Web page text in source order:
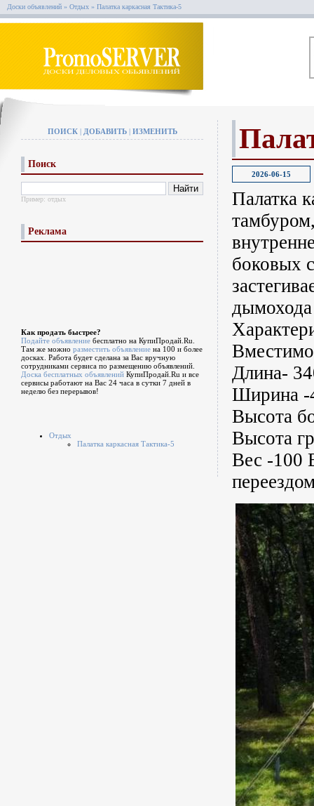
Доски объявлений » Отдых » Палатка каркасная Тактика-5
ПОИСК| ДОБАВИТЬ| ИЗМЕНИТЬ
Поиск
Пример: отдых
Реклама
Как продать быстрее?
Подайте объявление бесплатно на КупиПродай.Ru.
Там же можно разместить объявление на 100 и более
досках. Работа будет сделана за Вас вручную
сотрудниками сервиса по размещению объявлений.
Доска бесплатных объявлений КупиПродай.Ru и все
сервисы работают на Вас 24 часа в сутки 7 дней в
неделю без перерывов!
Отдых
Палатка каркасная Тактика-5
2026-06-15
Палатка
боковых
Длина-
Ширина -
Высота
Высота
Вес -100